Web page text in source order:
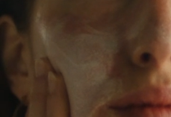
As
issa™ Teeth Whitening Set
Français
Türkçe